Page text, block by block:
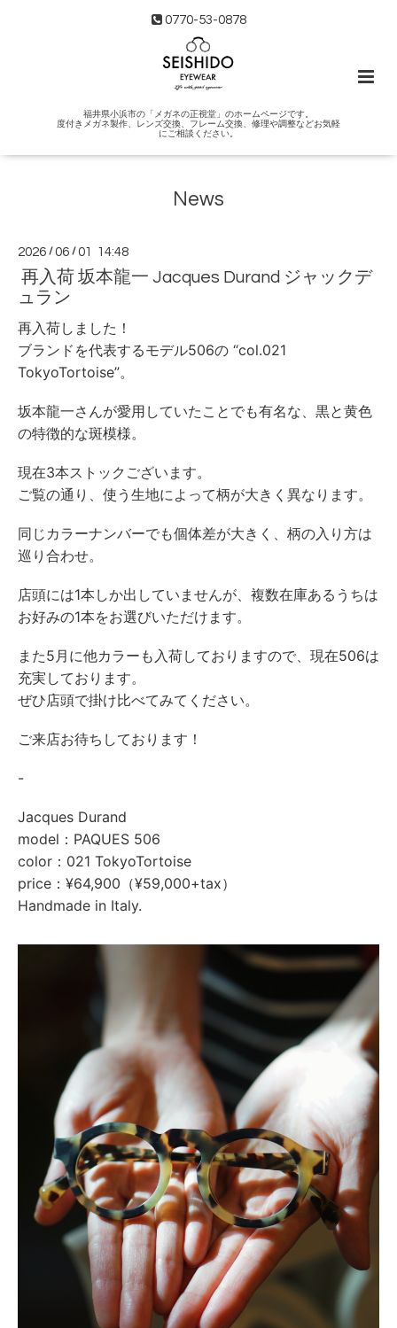
0770-53-0878
福井県小浜市の「メガネの正視堂」のホームページです。
度付きメガネ製作、レンズ交換、フレーム交換、修理や調整などお気軽
にご相談ください。
News
2026 /06 /01 14:48
再入荷 坂本龍一 Jacques Durand ジャックデ
ュラン
再入荷しました！
ブランドを代表するモデル506の “col.021
TokyoTortoise”。
坂本龍一さんが愛用していたことでも有名な、黒と黄色
の特徴的な斑模様。
現在3本ストックございます。
ご覧の通り、使う生地によって柄が大きく異なります。
同じカラーナンバーでも個体差が大きく、柄の入り方は
巡り合わせ。
店頭には1本しか出していませんが、複数在庫あるうちは
お好みの1本をお選びいただけます。
また5月に他カラーも入荷しておりますので、現在506は
充実しております。
ぜひ店頭で掛け比べてみてください。
ご来店お待ちしております！
-
Jacques Durand
model：PAQUES 506
color：021 TokyoTortoise
price：¥64,900（¥59,000+tax）
Handmade in Italy.